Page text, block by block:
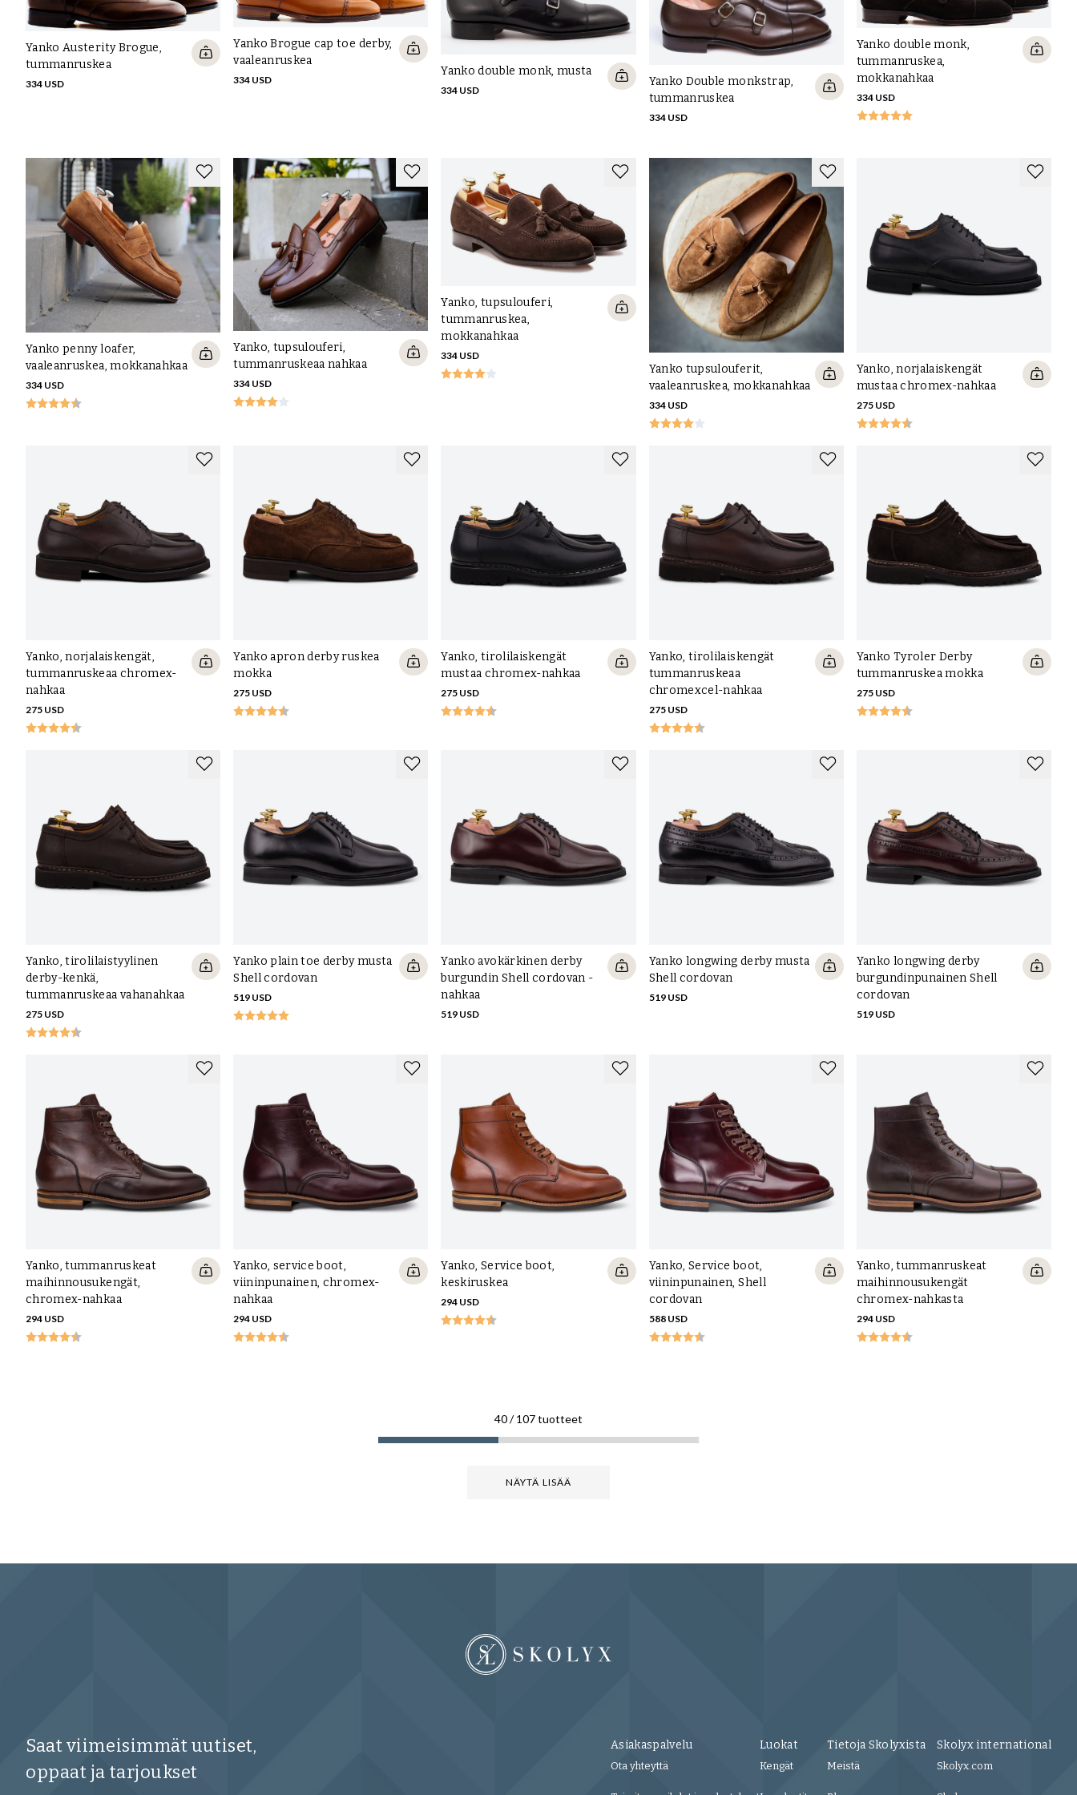
Yanko Austerity Brogue,
tummanruskea
334 USD
Yanko Brogue cap toe derby,
vaaleanruskea
334 USD
Yanko double monk, musta
334 USD
Yanko Double monkstrap,
tummanruskea
334 USD
Yanko double monk,
tummanruskea,
mokkanahkaa
334 USD
Yanko penny loafer,
vaaleanruskea, mokkanahkaa
334 USD
Yanko, tupsulouferi,
tummanruskeaa nahkaa
334 USD
Yanko, tupsulouferi,
tummanruskea,
mokkanahkaa
334 USD
Yanko tupsulouferit,
vaaleanruskea, mokkanahkaa
334 USD
Yanko, norjalaiskengät
mustaa chromex-nahkaa
275 USD
Yanko, norjalaiskengät,
tummanruskeaa chromex-
nahkaa
275 USD
Yanko apron derby ruskea
mokka
275 USD
Yanko, tirolilaiskengät
mustaa chromex-nahkaa
275 USD
Yanko, tirolilaiskengät
tummanruskeaa
chromexcel-nahkaa
275 USD
Yanko Tyroler Derby
tummanruskea mokka
275 USD
Yanko, tirolilaistyylinen
derby-kenkä,
tummanruskeaa vahanahkaa
275 USD
Yanko plain toe derby musta
Shell cordovan
519 USD
Yanko avokärkinen derby
burgundin Shell cordovan -
nahkaa
519 USD
Yanko longwing derby musta
Shell cordovan
519 USD
Yanko longwing derby
burgundinpunainen Shell
cordovan
519 USD
Yanko, tummanruskeat
maihinnousukengät,
chromex-nahkaa
294 USD
Yanko, service boot,
viininpunainen, chromex-
nahkaa
294 USD
Yanko, Service boot,
keskiruskea
294 USD
Yanko, Service boot,
viininpunainen, Shell
cordovan
588 USD
Yanko, tummanruskeat
maihinnousukengät
chromex-nahkasta
294 USD
40/107tuotteet
NÄYTÄ LISÄÄ
Saat viimeisimmät uutiset,
oppaat ja tarjoukset
Asiakaspalvelu
Ota yhteyttä
Luokat
Kengät
Tietoja Skolyxista
Meistä
Skolyx international
Skolyx.com